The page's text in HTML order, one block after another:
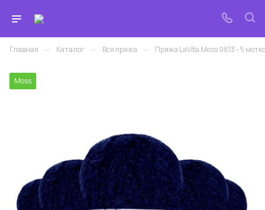
Главная — Каталог — Вся пряжа — Пряжа LaVita Moss 9813 - 5
Moss